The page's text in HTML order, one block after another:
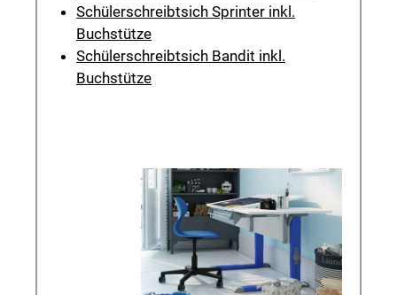
Schülerschreibtsich Sprinter inkl.
Buchstütze
Schülerschreibtsich Bandit inkl.
Buchstütze